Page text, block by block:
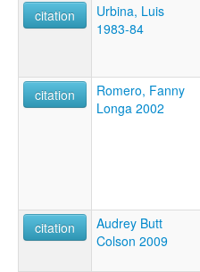
citation
Urbina, Luis
1983-84
citation
Romero, Fanny
Longa 2002
citation
Audrey Butt
Colson 2009